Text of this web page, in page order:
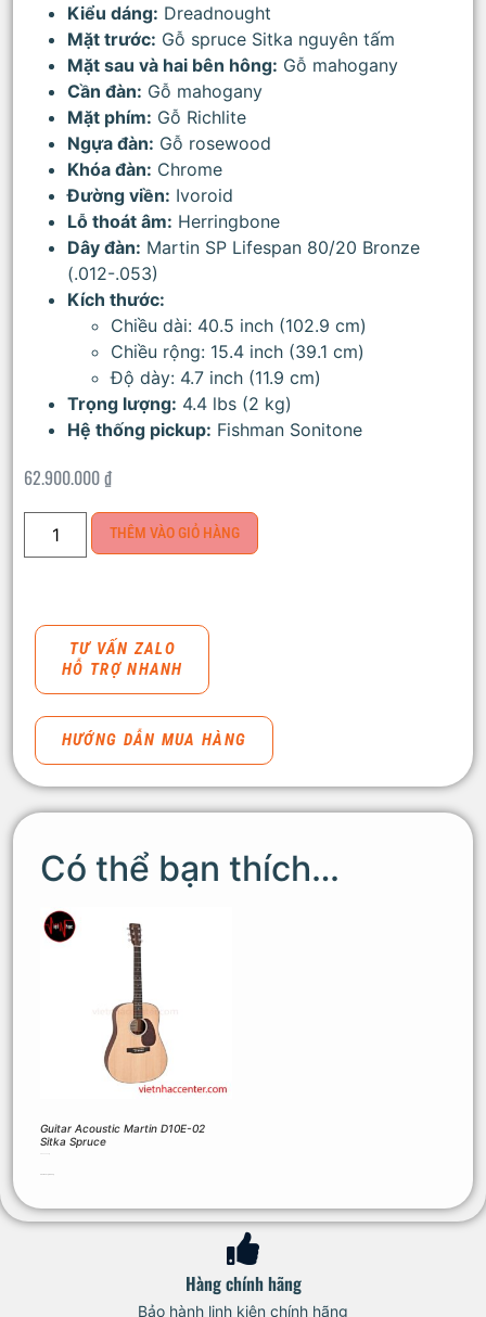
Kiểu dáng: Dreadnought
Mặt trước: Gỗ spruce Sitka nguyên tấm
Mặt sau và hai bên hông: Gỗ mahogany
Cần đàn: Gỗ mahogany
Mặt phím: Gỗ Richlite
Ngựa đàn: Gỗ rosewood
Khóa đàn: Chrome
Đường viền: Ivoroid
Lỗ thoát âm: Herringbone
Dây đàn: Martin SP Lifespan 80/20 Bronze
(.012-.053)
Kích thước:
Chiều dài: 40.5 inch (102.9 cm)
Chiều rộng: 15.4 inch (39.1 cm)
Độ dày: 4.7 inch (11.9 cm)
Trọng lượng: 4.4 lbs (2 kg)
Hệ thống pickup: Fishman Sonitone
62.900.000₫
THÊM VÀO GIỎ HÀNG
TƯ VẤN ZALO
HỖ TRỢ NHANH
HƯỚNG DẪN MUA HÀNG
Có thể bạn thích…
Guitar Acoustic Martin D10E-02
Sitka Spruce
Hàng chính hãng
Bảo hành linh kiện chính hãng